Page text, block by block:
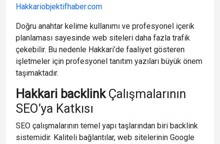
Hakkariobjektifhaber.com
Doğru anahtar kelime kullanımı ve profesyonel içerik
planlaması sayesinde web siteleri daha fazla trafik
çekebilir. Bu nedenle Hakkari’de faaliyet gösteren
işletmeler için profesyonel tanıtım yazıları büyük önem
taşımaktadır.
Hakkari backlinkÇalışmalarının
SEO’ya Katkısı
SEO çalışmalarının temel yapı taşlarından biri backlink
sistemidir. Kaliteli bağlantılar, web sitelerinin Google